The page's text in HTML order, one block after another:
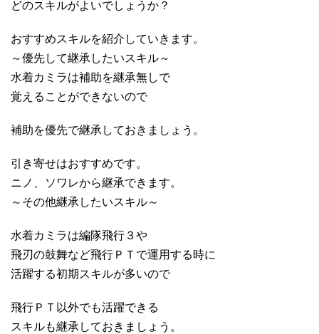
どのスキルがよいでしょうか？
おすすめスキルを紹介していきます。
～優先して継承したいスキル～
水着カミラは補助を継承無しで
覚えることができないので
補助を優先で継承しておきましょう。
引き寄せはおすすめです。
ニノ、ソワレから継承できます。
～その他継承したいスキル～
水着カミラは編隊飛行３や
飛刃の鼓舞など飛行ＰＴで運用する時に
活躍する初期スキルが多いので
飛行ＰＴ以外でも活躍できる
スキルも継承しておきましょう。